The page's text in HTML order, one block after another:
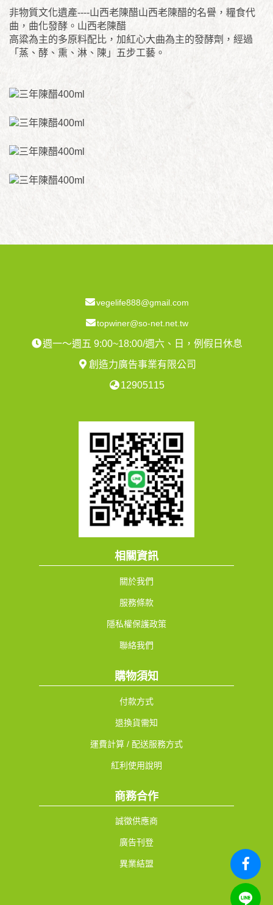
非物質文化遺產----山西老陳醋山西老陳醋的名譽，糧食代
曲，曲化發酵。山西老陳醋
高粱為主的多原料配比，加紅心大曲為主的發酵劑，經過
「蒸、酵、熏、淋、陳」五步工藝。
vegelife888@gmail.com
topwiner@so-net.net.tw
週一～週五 9:00~18:00/週六、日，例假日休息
創造力廣告事業有限公司
12905115
相關資訊
關於我們
服務條款
隱私權保護政策
聯絡我們
購物須知
付款方式
退換貨需知
運費計算 / 配送服務方式
紅利使用說明
商務合作
誠徵供應商
廣告刊登
異業結盟